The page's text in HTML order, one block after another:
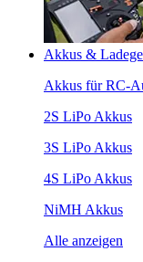
Akkus &
Akkus für RC-
2S LiPo Akkus
3S LiPo Akkus
4S LiPo Akkus
NiMH Akkus
Alle anzeigen